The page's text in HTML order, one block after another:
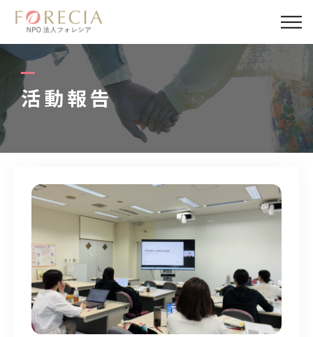
活動報告
私たちについて
事業内容
事業実績
活動報告
パートナー
寄付・応援